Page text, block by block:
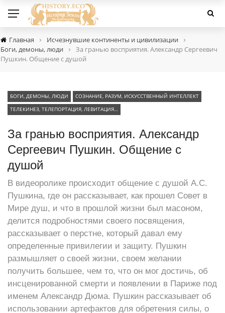
Главная › Исчезнувшие континенты и цивилизации ›
Боги, демоны, люди ›
За гранью восприятия. Александр Сергеевич
Пушкин. Общение с душой
БОГИ, ДЕМОНЫ, ЛЮДИ
СОЗНАНИЕ, РАЗУМ, ИСКУССТВЕННЫЙ ИНТЕЛЛЕКТ
ТЕЛЕКИНЕЗ, ТЕЛЕПОРТАЦИЯ, ЛЕВИТАЦИЯ…
За гранью восприятия. Александр
Сергеевич Пушкин. Общение с
душой
В видеоролике происходит общение с душой А.С.
Пушкина, где он рассказывает, как прошел Совет в
Мире душ, и что в прошлой жизни был масоном,
делится подробностями своего посвящения,
рассказывает о перстне, который давал ему
определенные привилегии и защиту. Пушкин
размышляет о своей жизни, своем желании
получить большее, чем то, что он мог достичь, об
инсценированной смерти и появлении в Париже под
именем Александр Дюма. Пушкин рассказывает об
использовании артефактов для обретения силы, о